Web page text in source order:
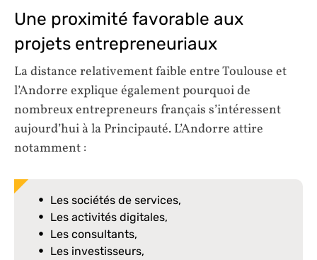
Une proximité favorable aux
projets entrepreneuriaux
La distance relativement faible entre Toulouse et
l’Andorre explique également pourquoi de
nombreux entrepreneurs français s’intéressent
aujourd’hui à la Principauté. L’Andorre attire
notamment :
Les sociétés de services,
Les activités digitales,
Les consultants,
Les investisseurs,